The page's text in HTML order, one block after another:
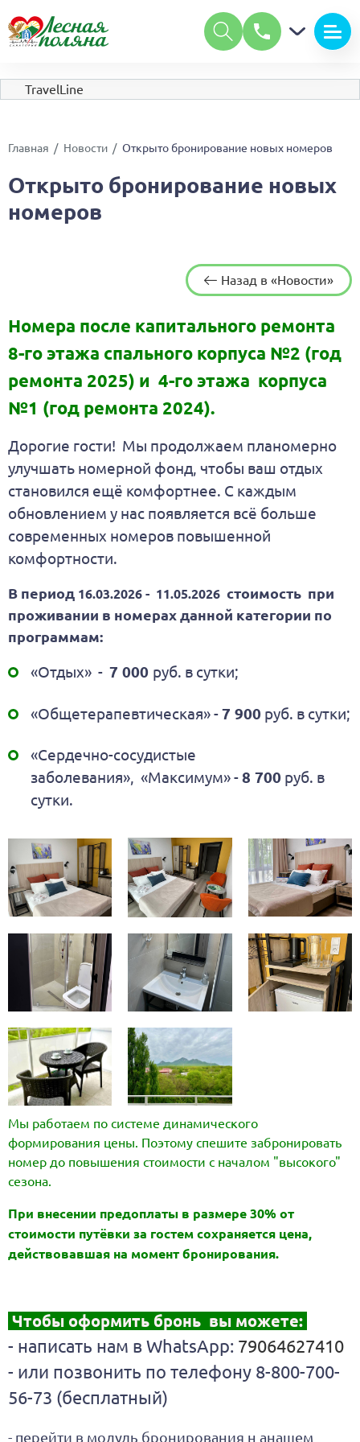
Размер шрифта: А А
Обычная версия сайта
TravelLine
Главная Новости Открыто бронирование новых номеров
Открыто бронирование новых
номеров
Назад в «Новости»
Номера после капитального ремонта
8-го этажа спального корпуса №2 (год
ремонта 2025) и 4-го этажа корпуса
№1 (год ремонта 2024).
Дорогие гости! Мы продолжаем планомерно
улучшать номерной фонд, чтобы ваш отдых
становился ещё комфортнее. С каждым
обновлением у нас появляется всё больше
современных номеров повышенной
комфортности.
В период 16.03.2026 - 11.05.2026 стоимость при
проживании в номерах данной категории по
программам:
«Отдых» - 7 000 руб. в сутки;
«Общетерапевтическая» -7 900 руб. в сутки;
«Сердечно-сосудистые
заболевания», «Максимум» -8 700 руб. в
сутки.
Мы работаем по системе динамического
формирования цены. Поэтому спешите забронировать
номер до повышения стоимости с началом "высокого"
сезона.
При внесении предоплаты в размере 30% от
стоимости путёвки за гостем сохраняется цена,
действовавшая на момент бронирования.
Чтобы оформить бронь вы можете:
- написать нам в WhatsApp: 79064627410
- или позвонить по телефону 8-800-700-
56-73 (бесплатный)
- перейти в модуль бронирования н анашем